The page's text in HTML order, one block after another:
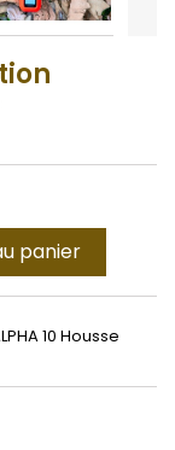
panier
10 Housse